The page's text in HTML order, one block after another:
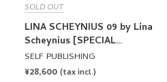
SOLD OUT
LINA SCHEYNIUS 09 by Lina
Scheynius [SPECIAL
EDITION]
SELF PUBLISHING
REGULAR
¥28,600 (tax incl.)